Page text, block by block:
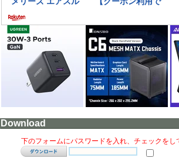
Download
下のフォームにパスワードを入れ、チェックをし